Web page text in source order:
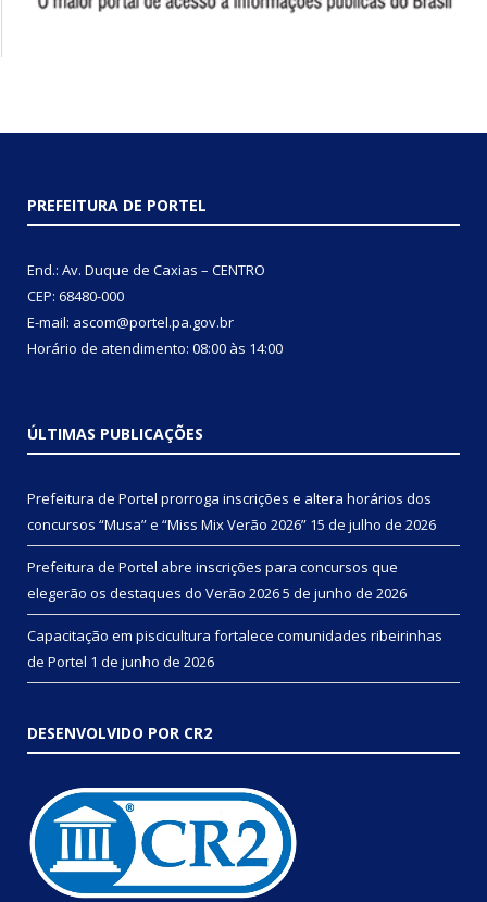
PREFEITURA DE PORTEL
End.: Av. Duque de Caxias – CENTRO
CEP: 68480-000
E-mail: ascom@portel.pa.gov.br
Horário de atendimento: 08:00 às 14:00
ÚLTIMAS PUBLICAÇÕES
Prefeitura de Portel prorroga inscrições e altera horários dos
concursos “Musa” e “Miss Mix Verão 2026” 15 de julho de 2026
Prefeitura de Portel abre inscrições para concursos que
elegerão os destaques do Verão 20265 de junho de 2026
Capacitação em piscicultura fortalece comunidades ribeirinhas
de Portel 1 de junho de 2026
DESENVOLVIDO POR CR2